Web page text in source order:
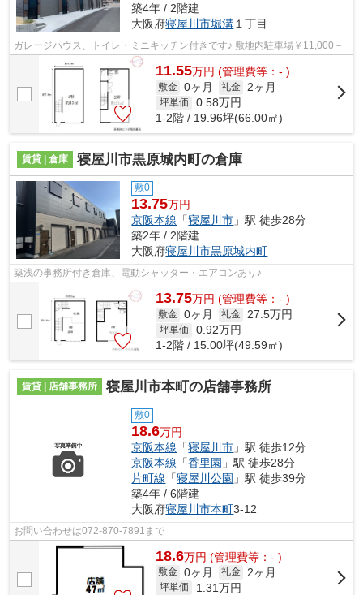
築4年 / 2階建
大阪府寝屋川市堀溝 １丁目
ガレージハウス、トイレ・ミニキッチン付きです♪ 敷地内駐車場￥11,000－
11.55万円 (管理費等：- )
敷金 0ヶ月 礼金 2ヶ月
坪単価 0.58万円
1-2階 / 19.96坪(66.00㎡)
賃貸 | 倉庫 寝屋川市黒原城内町の倉庫
敷0
13.75万円
京阪本線 「寝屋川市 」駅 徒歩28分
築2年 / 2階建
大阪府寝屋川市黒原城内町
築浅の事務所付き倉庫、電動シャッター・エアコンあり♪
13.75万円 (管理費等：- )
敷金 0ヶ月 礼金 27.5万円
坪単価 0.92万円
1-2階 / 15.00坪(49.59㎡)
賃貸 | 店舗事務所 寝屋川市本町の店舗事務所
敷0
18.6万円
京阪本線 「寝屋川市 」駅 徒歩12分
京阪本線 「香里園 」駅 徒歩28分
片町線 「寝屋川公園 」駅 徒歩39分
築4年 / 6階建
大阪府寝屋川市本町3-12
お問い合わせは072-870-7891まで
18.6万円 (管理費等：- )
敷金 0ヶ月 礼金 2ヶ月
坪単価 1.31万円